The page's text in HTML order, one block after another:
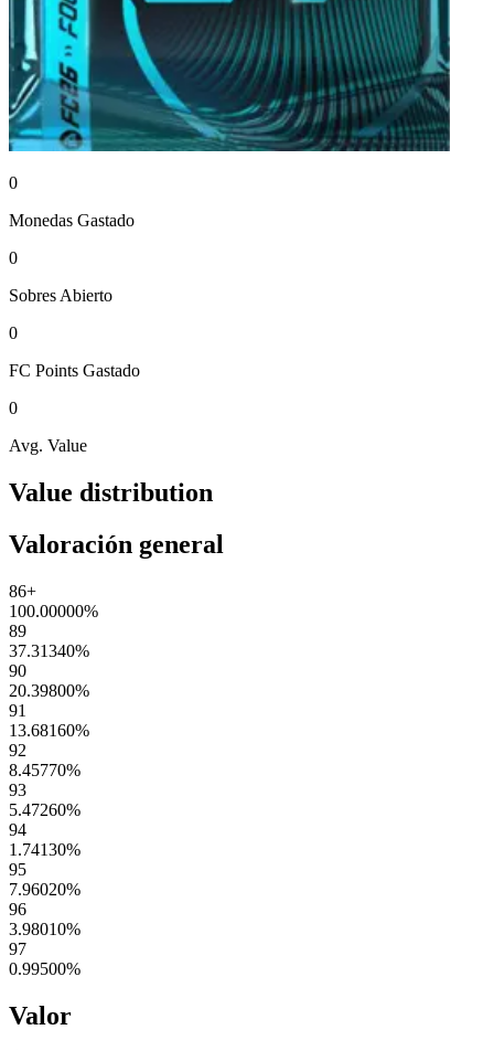
0
Monedas Gastado
0
Sobres Abierto
0
FC Points Gastado
0
Avg. Value
Value distribution
Valoración general
86+
100.00000%
89
37.31340%
90
20.39800%
91
13.68160%
92
8.45770%
93
5.47260%
94
1.74130%
95
7.96020%
96
3.98010%
97
0.99500%
Valor